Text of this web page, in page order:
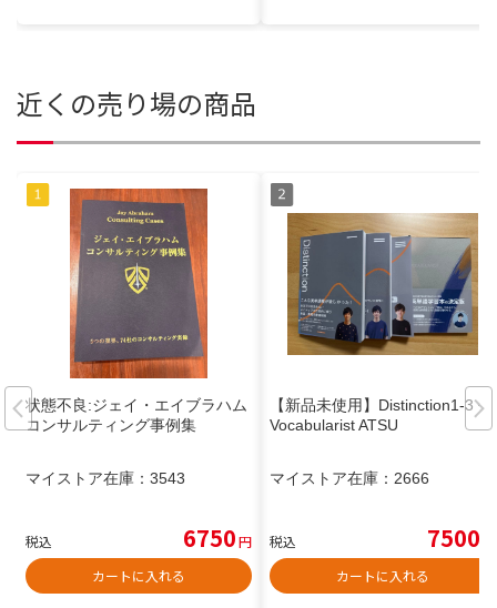
近くの売り場の商品
状態不良:ジェイ・エイブラハム
コンサルティング事例集
マイストア在庫： 3543
税込 6750円
カートに入れる
【新品未使用】Distinction1-3 +
Vocabularist ATSU
マイストア在庫： 2666
税込 7500
カートに入れる